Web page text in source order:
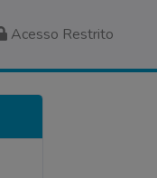
Acesso Restrito